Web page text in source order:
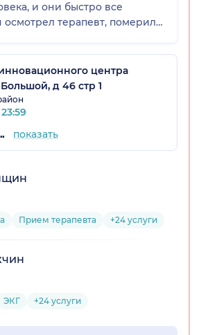
и они быстро все
терапевт, померил
на вакцинацию. В
любезно
увлекаться физическими
мочить первое время место
персонал в клинике, включая
в регистратуре, вежливый и
центра
д 46 стр 1
81-22 показать
Прием терапевта +24 услуги
ЭКГ +24 услуги